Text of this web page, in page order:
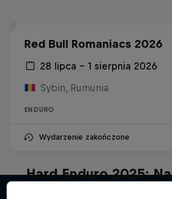
Red Bull Romaniacs 2026
28 lipca – 1 sierpnia 2026
Sybin, Rumunia
ENDURO
Wydarzenie zakończone
Hard Enduro 2025: